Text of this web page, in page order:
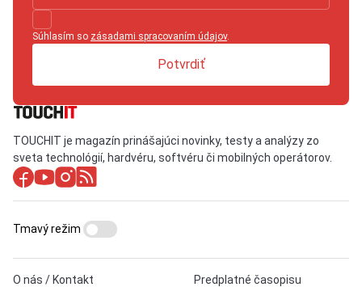
Súhlasím so zásadami spracovaním údajov.
Potvrdiť
TOUCHIT je magazín prinášajúci novinky, testy a analýzy zo
sveta technológií, hardvéru, softvéru či mobilných operátorov.
O nás / Kontakt
Predplatné časopisu
Tmavý režim